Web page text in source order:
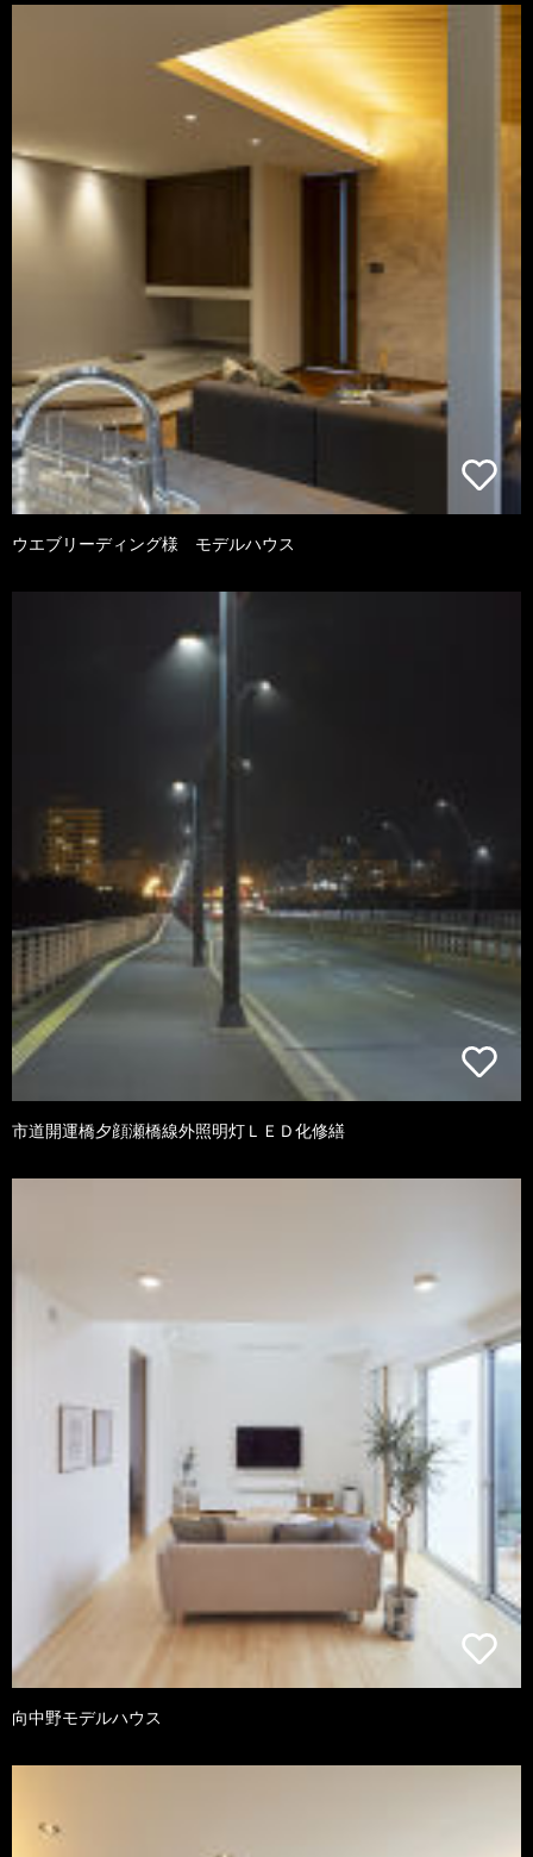
ウエブリーディング様 モデルハウス
市道開運橋夕顔瀬橋線外照明灯ＬＥＤ化修繕
向中野モデルハウス